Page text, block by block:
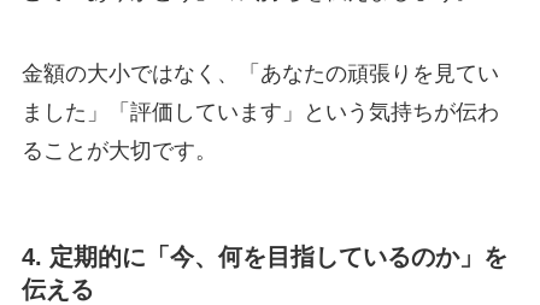
金額の大小ではなく、「あなたの頑張りを見てい
ました」「評価しています」という気持ちが伝わ
ることが大切です。
4. 定期的に「今、何を目指しているのか」を
伝える